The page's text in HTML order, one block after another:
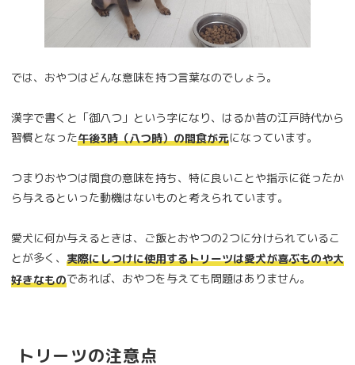
では、おやつはどんな意味を持つ言葉なのでしょう。
漢字で書くと「御八つ」という字になり、はるか昔の江戸時代から
習慣となった午後3時（八つ時）の間食が元になっています。
つまりおやつは間食の意味を持ち、特に良いことや指示に従ったか
ら与えるといった動機はないものと考えられています。
愛犬に何か与えるときは、ご飯とおやつの2つに分けられているこ
とが多く、 実際にしつけに使用するトリーツは愛犬が喜ぶものや大
好きなものであれば、おやつを与えても問題はありません。
トリーツの注意点